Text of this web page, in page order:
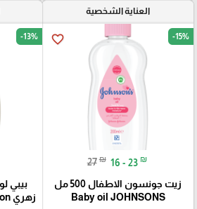
العناية الشخصية
favorite_border -15%
27 ₪ 16 - 23 ₪
زيت جونسون الاطفال 500 مل
Baby oil JOHNSONS
-13%
زهري JOHNSONS Baby Lotion